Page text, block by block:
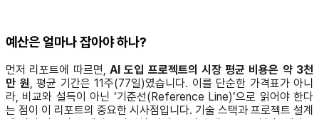
예산은 얼마나 잡아야 하나?
먼저 리포트에 따르면, AI 도입 프로젝트의 시장 평균 비용은 약 3천
만 원, 평균 기간은 11주(77일)였습니다. 이를 단순한 가격표가 아니
라, 비교와 설득이 아닌 ‘기준선(Reference Line)’으로 읽어야 한다
는 점이 이 리포트의 중요한 시사점입니다. 기술 스택과 프로젝트 설계